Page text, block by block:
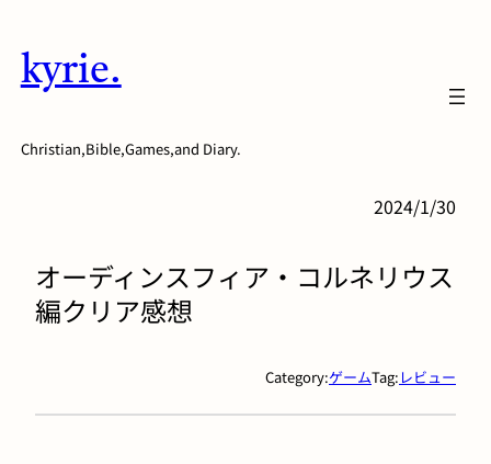
容
を
ッ
kyrie.
Christian,Bible,Games,and Diary.
2024/1/30
オーディンスフィア・コルネリウス
編クリア感想
Category:ゲームTag: レビュー